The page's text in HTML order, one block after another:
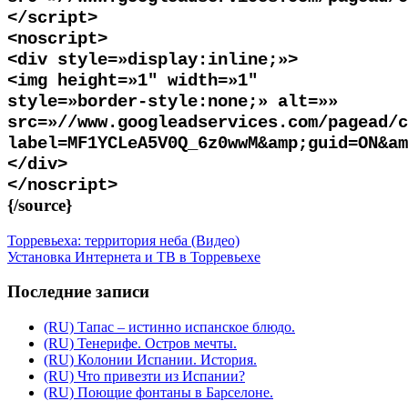
</script>
<noscript>
<div style=»display:inline;»>
<img height=»1″ width=»1″
style=»border-style:none;» alt=»»
src=»//www.googleadservices.com/pagead/
</div>
</noscript>
{/source}
Торревьеха: территория неба (Видео)
Установка Интернета и ТВ в Торревьехе
Последние записи
(RU) Тапас – истинно испанское блюдо.
(RU) Тенерифе. Остров мечты.
(RU) Колонии Испании. История.
(RU) Что привезти из Испании?
(RU) Поющие фонтаны в Барселоне.